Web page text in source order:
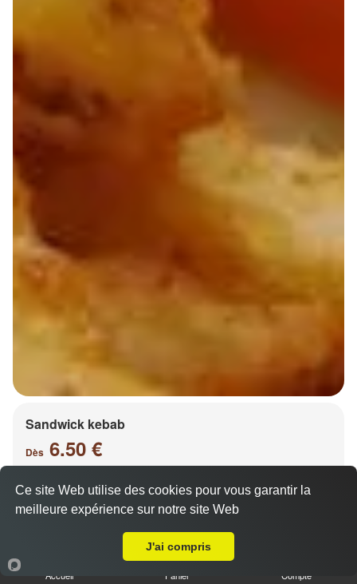
Sandwick kebab
Dès 6.50 €
Salade, tomates, oignons, chou, carottes
Accueil Panier Compte
Ce site Web utilise des cookies pour vous garantir la
meilleure expérience sur notre site Web
J'ai compris